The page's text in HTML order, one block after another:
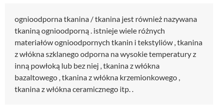
ognioodporna tkanina / tkanina jest również nazywana
tkaniną ognioodporną . istnieje wiele różnych
materiałów ognioodpornych tkanin i tekstyliów , tkanina
z włókna szklanego odporna na wysokie temperatury z
inną powłoką lub bez niej , tkanina z włókna
bazaltowego , tkanina z włókna krzemionkowego ,
tkanina z włókna ceramicznego itp. .